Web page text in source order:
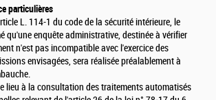
particulières
L. 114-1 du code de la sécurité intérieure, le
qu'une enquête administrative, destinée à vérifier
n'est pas incompatible avec l'exercice des
envisagées, sera réalisée préalablement à
lieu à la consultation des traitements automatisés